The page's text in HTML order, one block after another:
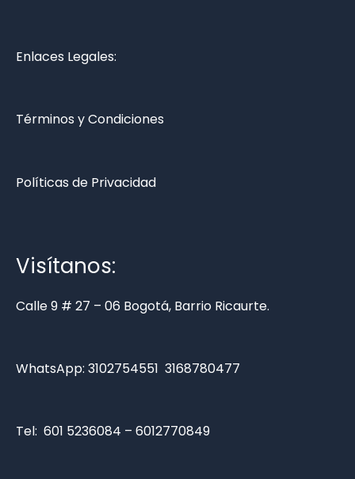
Enlaces Legales:
Términos y Condiciones
Políticas de Privacidad
Visítanos:
Calle 9 # 27 – 06 Bogotá, Barrio Ricaurte.
WhatsApp: 3102754551 3168780477
Tel: 601 5236084 – 6012770849